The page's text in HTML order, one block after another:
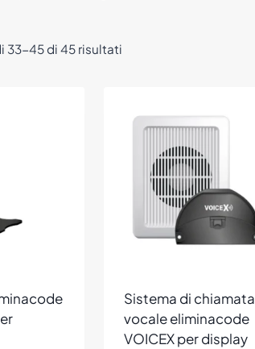
33-45 di 45 risultati
Sistema di chiamata
vocale eliminacode
VOICEX per display